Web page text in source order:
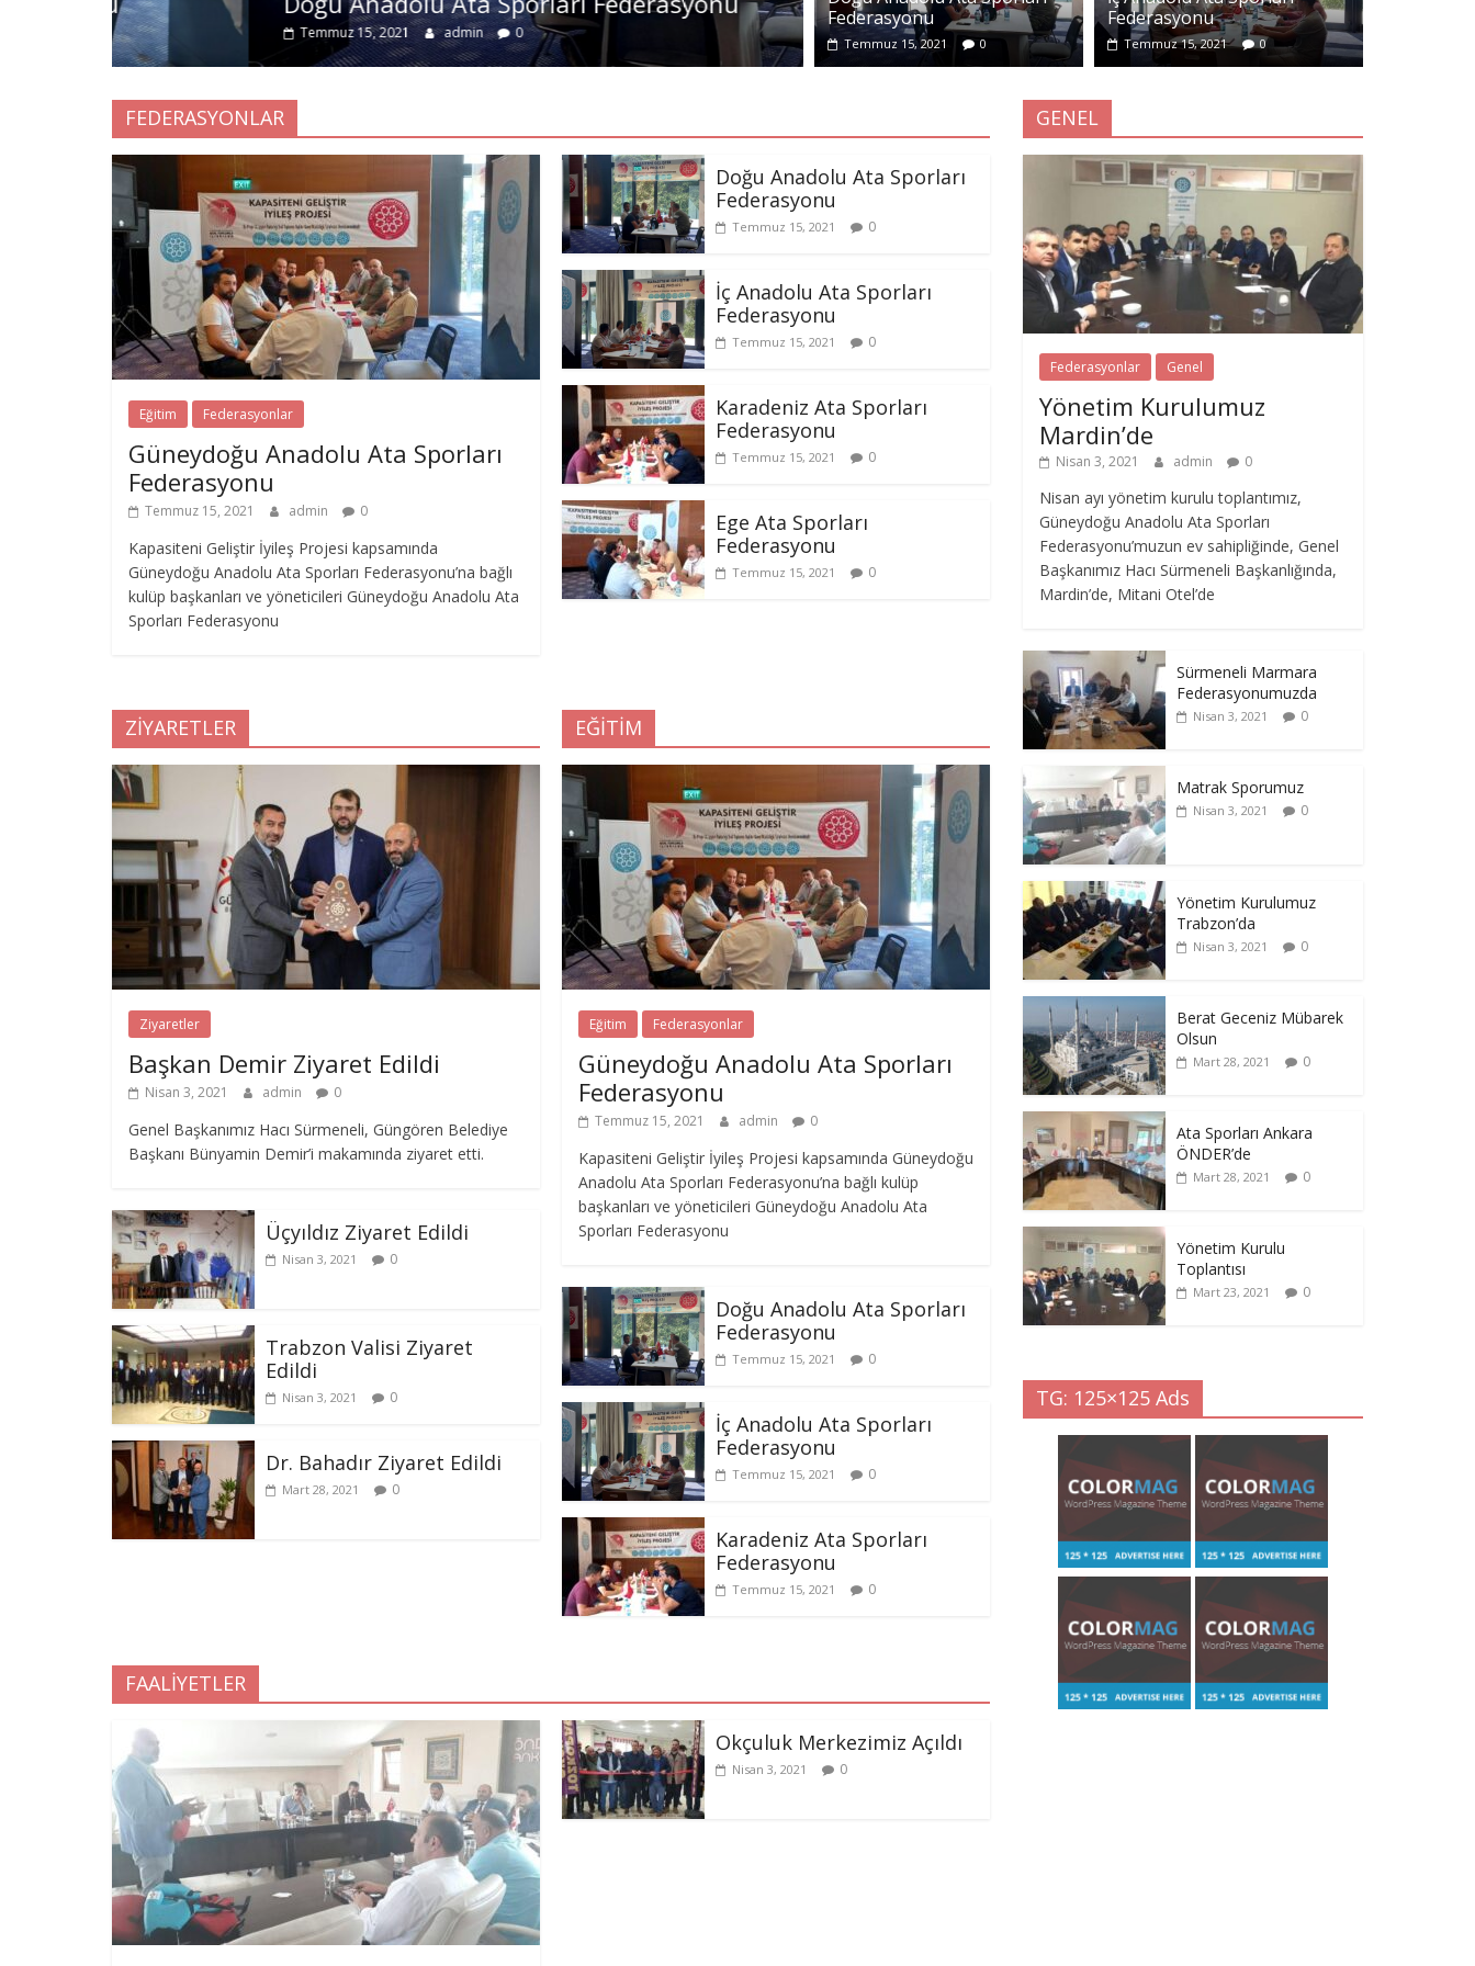
Temmuz 15, 2021 admin 0 Temmuz 15, 2021 admin 0
Federasyonu
Temmuz 15, 2021 0
Federasyonu
Temmuz 15, 2021 0
FEDERASYONLAR
Eğitim Federasyonlar
Güneydoğu Anadolu Ata Sporları
Federasyonu
Temmuz 15, 2021 admin 0
Kapasiteni Geliştir İyileş Projesi kapsamında
Güneydoğu Anadolu Ata Sporları Federasyonu’na bağlı
kulüp başkanları ve yöneticileri Güneydoğu Anadolu Ata
Sporları Federasyonu
Doğu Anadolu Ata Sporları
Federasyonu
Temmuz 15, 2021 0
İç Anadolu Ata Sporları
Federasyonu
Temmuz 15, 2021 0
Karadeniz Ata Sporları
Federasyonu
Temmuz 15, 2021 0
Ege Ata Sporları
Federasyonu
Temmuz 15, 2021 0
ZİYARETLER
Ziyaretler
Başkan Demir Ziyaret Edildi
Nisan 3, 2021 admin 0
Genel Başkanımız Hacı Sürmeneli, Güngören Belediye
Başkanı Bünyamin Demir’i makamında ziyaret etti.
Üçyıldız Ziyaret Edildi
Nisan 3, 2021 0
Trabzon Valisi Ziyaret
Edildi
Nisan 3, 2021 0
Dr. Bahadır Ziyaret Edildi
Mart 28, 2021 0
EĞİTİM
Eğitim Federasyonlar
Güneydoğu Anadolu Ata Sporları
Federasyonu
Temmuz 15, 2021 admin 0
Kapasiteni Geliştir İyileş Projesi kapsamında Güneydoğu
Anadolu Ata Sporları Federasyonu’na bağlı kulüp
başkanları ve yöneticileri Güneydoğu Anadolu Ata
Sporları Federasyonu
Doğu Anadolu Ata Sporları
Federasyonu
Temmuz 15, 2021 0
İç Anadolu Ata Sporları
Federasyonu
Temmuz 15, 2021 0
Karadeniz Ata Sporları
Federasyonu
Temmuz 15, 2021 0
FAALİYETLER
Okçuluk Merkezimiz Açıldı
Nisan 3, 2021 0
GENEL
Federasyonlar Genel
Yönetim Kurulumuz
Mardin’de
Nisan 3, 2021 admin 0
Nisan ayı yönetim kurulu toplantımız,
Güneydoğu Anadolu Ata Sporları
Federasyonu’muzun ev sahipliğinde, Genel
Başkanımız Hacı Sürmeneli Başkanlığında,
Mardin’de, Mitani Otel’de
Sürmeneli Marmara
Federasyonumuzda
Nisan 3, 2021 0
Matrak Sporumuz
Nisan 3, 2021 0
Yönetim Kurulumuz
Trabzon’da
Nisan 3, 2021 0
Berat Geceniz Mübarek
Olsun
Mart 28, 2021 0
Ata Sporları Ankara
ÖNDER’de
Mart 28, 2021 0
Yönetim Kurulu
Toplantısı
Mart 23, 2021 0
TG: 125×125 Ads